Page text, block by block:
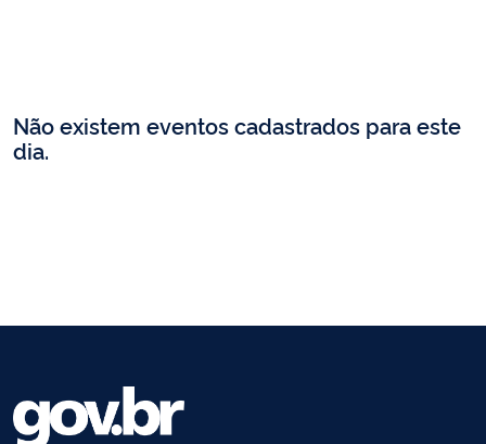
Não existem eventos cadastrados para este
dia.